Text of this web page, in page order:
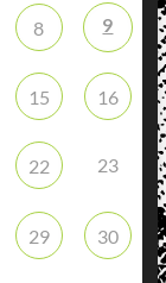
8 9
15 16
22 23
29 30